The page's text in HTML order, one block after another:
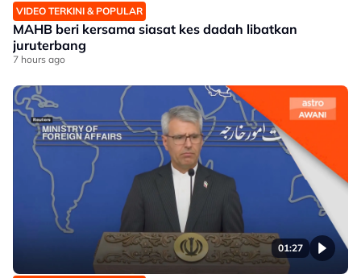
VIDEO TERKINI & POPULAR
MAHB beri kersama siasat kes dadah libatkan
juruterbang
7 hours ago
01:27